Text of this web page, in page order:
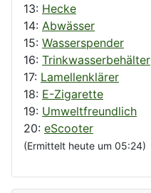
13: Hecke
14: Abwässer
15: Wasserspender
16: Trinkwasserbehälter
17: Lamellenklärer
18: E-Zigarette
19: Umweltfreundlich
20: eScooter
(Ermittelt heute um 05:24)